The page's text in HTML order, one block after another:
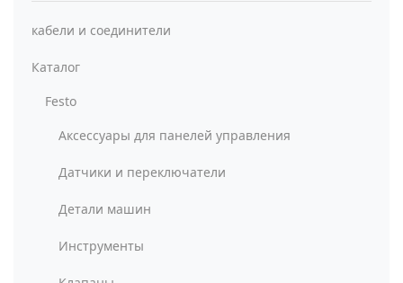
кабели и соединители
Каталог
Festo
Аксессуары для панелей управления
Датчики и переключатели
Детали машин
Инструменты